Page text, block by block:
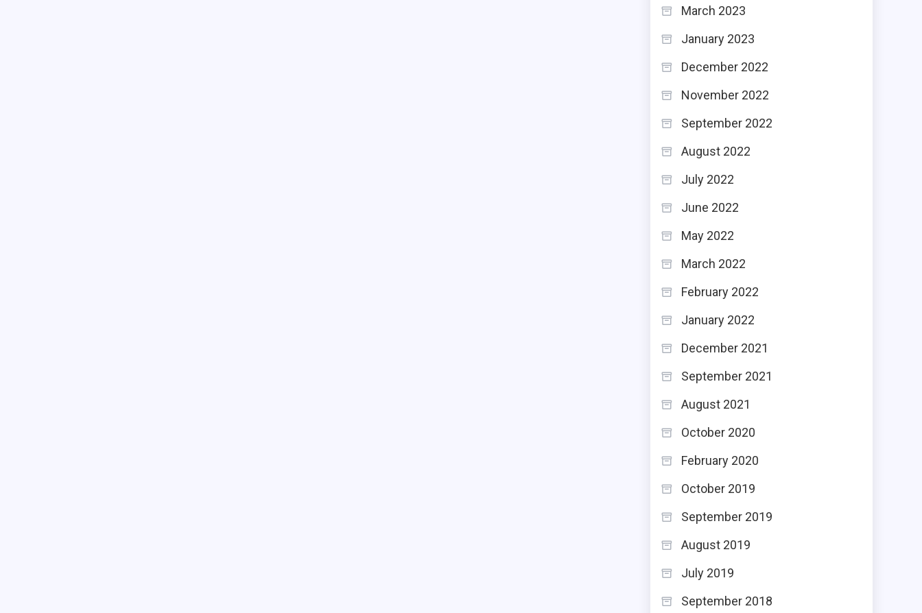
March 2023
January 2023
December 2022
November 2022
September 2022
August 2022
July 2022
June 2022
May 2022
March 2022
February 2022
January 2022
December 2021
September 2021
August 2021
October 2020
February 2020
October 2019
September 2019
August 2019
July 2019
September 2018